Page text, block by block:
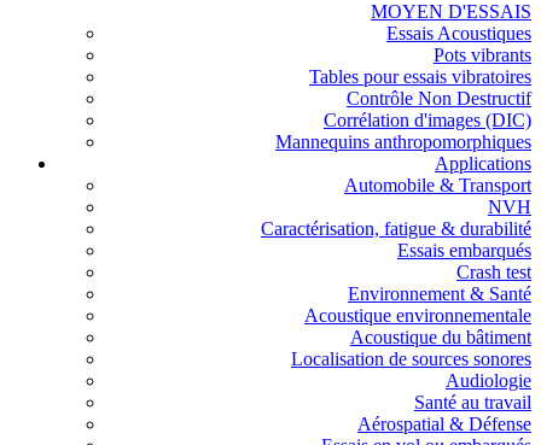
MOYEN D'ESSAIS
Essais Acoustiques
Pots vibrants
Tables pour essais vibratoires
Contrôle Non Destructif
Corrélation d'images (DIC)
Mannequins anthropomorphiques
Applications
Automobile & Transport
NVH
Caractérisation, fatigue & durabilité
Essais embarqués
Crash test
Environnement & Santé
Acoustique environnementale
Acoustique du bâtiment
Localisation de sources sonores
Audiologie
Santé au travail
Aérospatial & Défense